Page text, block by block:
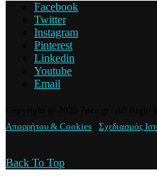
Facebook
Twitter
Instagram
Pinterest
Linkedin
Youtube
Email
Copyright @ 2025 7nea.gr / All Right
Απορρήτου & Cookies
Σχεδιασμός
Back To Top